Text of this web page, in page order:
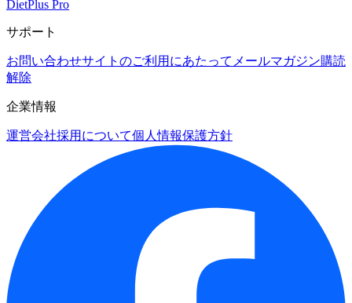
DietPlus Pro
サポート
お問い合わせサイトのご利用にあたって メールマガジン購読
解除
企業情報
運営会社採用について個人情報保護方針